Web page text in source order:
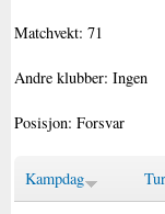
Matchvekt: 71
Andre klubber: Ingen
Posisjon: Forsvar
Kampdag